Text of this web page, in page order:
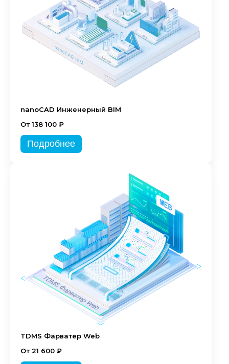
nanoCAD Инженерный BIM
От 138 100 ₽
Подробнее
TDMS Фарватер Web
От 21 600 ₽